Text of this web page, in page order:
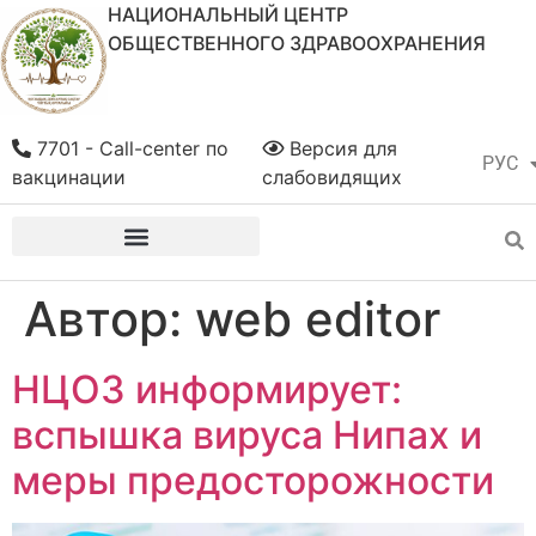
НАЦИОНАЛЬНЫЙ ЦЕНТР
ОБЩЕСТВЕННОГО ЗДРАВООХРАНЕНИЯ
РУС
ҚАЗ
Версия для
слабовидящих
7701 - Call-center по
вакцинации
Автор: web editor
НЦОЗ информирует:
вспышка вируса Нипах и
меры предосторожности